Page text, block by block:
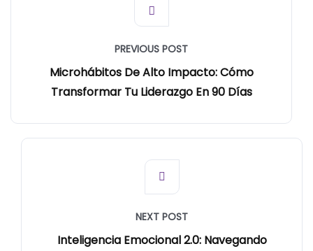
PREVIOUS POST
Microhábitos De Alto Impacto: Cómo
Transformar Tu Liderazgo En 90 Días
NEXT POST
Inteligencia Emocional 2.0: Navegando